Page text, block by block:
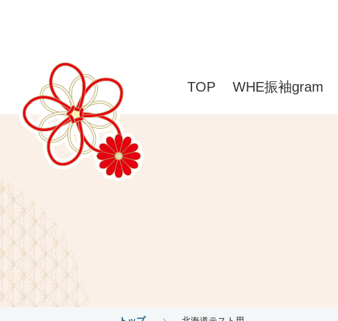
TOP WHE振袖gram